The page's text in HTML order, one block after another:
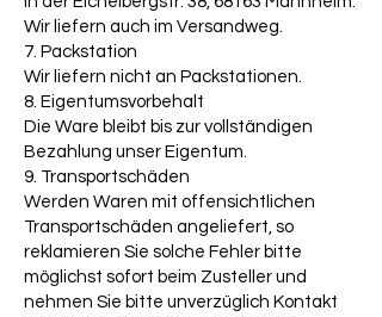
Wir liefern auch im Versandweg.
7. Packstation
Wir liefern nicht an Packstationen.
8. Eigentumsvorbehalt
Die Ware bleibt bis zur vollständigen
Bezahlung unser Eigentum.
9. Transportschäden
Werden Waren mit offensichtlichen
Transportschäden angeliefert, so
reklamieren Sie solche Fehler bitte
möglichst sofort beim Zusteller und
nehmen Sie bitte unverzüglich Kontakt